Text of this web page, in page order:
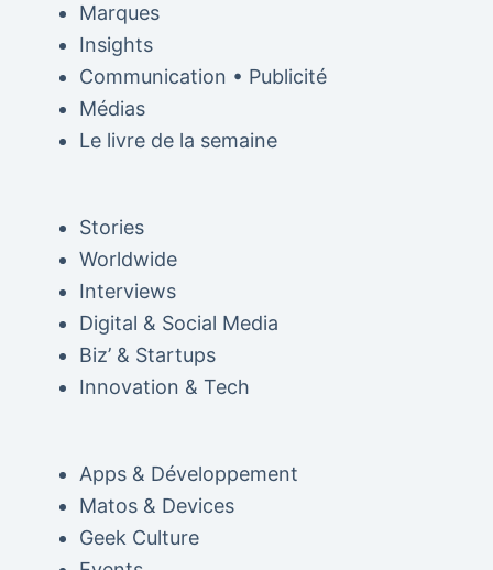
Marques
Insights
Communication • Publicité
Médias
Le livre de la semaine
Stories
Worldwide
Interviews
Digital & Social Media
Biz’ & Startups
Innovation & Tech
Apps & Développement
Matos & Devices
Geek Culture